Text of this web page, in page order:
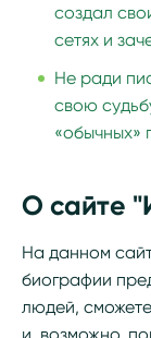
создал
сетях и
Не ради
свою
«обычных»
О сайте
На данном
биографии
людей,